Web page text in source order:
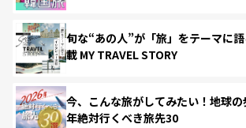
旬な“あの人”が「旅」をテーマに
載 MY TRAVEL STORY
今、こんな旅がしてみたい！地球
年絶対行くべき旅先30